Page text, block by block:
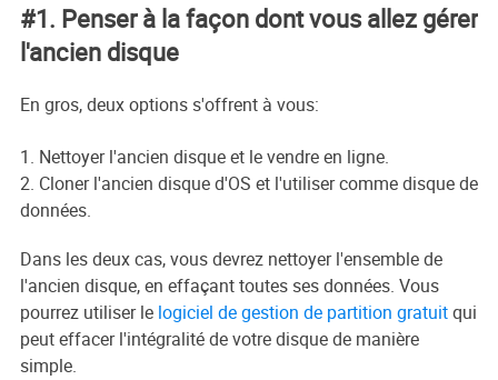
#1. Penser à la façon dont vous allez gérer
l'ancien disque
En gros, deux options s'offrent à vous:
1. Nettoyer l'ancien disque et le vendre en ligne.
2. Cloner l'ancien disque d'OS et l'utiliser comme disque de
données.
Dans les deux cas, vous devrez nettoyer l'ensemble de
l'ancien disque, en effaçant toutes ses données. Vous
pourrez utiliser le logiciel de gestion de partition gratuitqui
peut effacer l'intégralité de votre disque de manière
simple.